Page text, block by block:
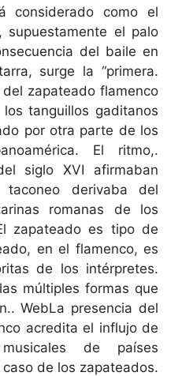
considerado como el
supuestamente el palo
del baile en
surge la “primera.
zapateado flamenco
tanguillos gaditanos
por otra parte de los
El ritmo,.
siglo XVI afirmaban
derivaba del
romanas de los
zapateado es tipo de
en el flamenco, es
de los intérpretes.
múltiples formas que
WebLa presencia del
acredita el influjo de
de países
de los zapateados.